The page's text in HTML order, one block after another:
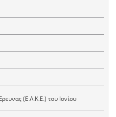
(Ε.Λ.Κ.Ε.) του Ιονίου